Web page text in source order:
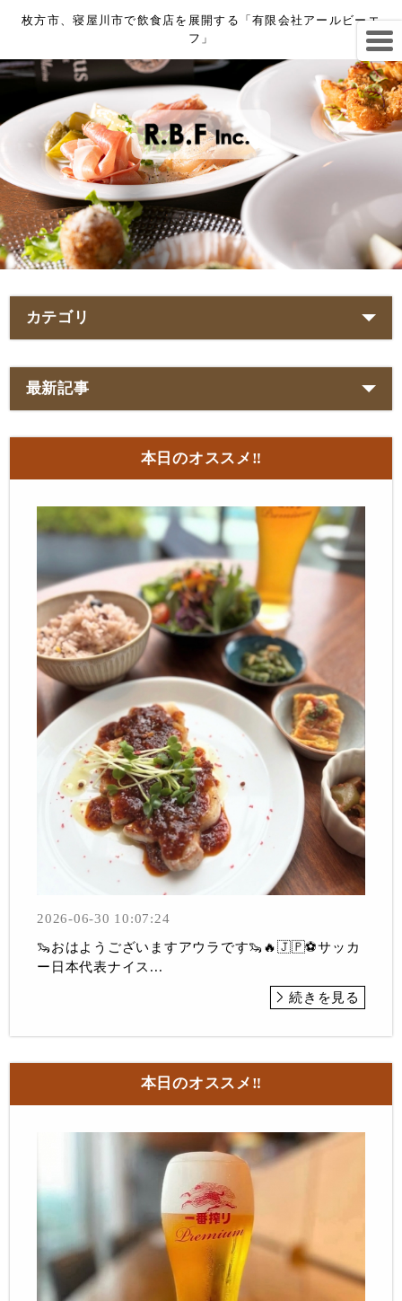
枚方市、寝屋川市で飲食店を展開する「有限会社アールビーエ
フ」
カテゴリ
最新記事
本日のオススメ‼︎
2026-06-30 10:07:24
🦦おはようございますアウラです🦦🔥🇯🇵⚽️サッカ
ー日本代表ナイス...
続きを見る
本日のオススメ‼︎